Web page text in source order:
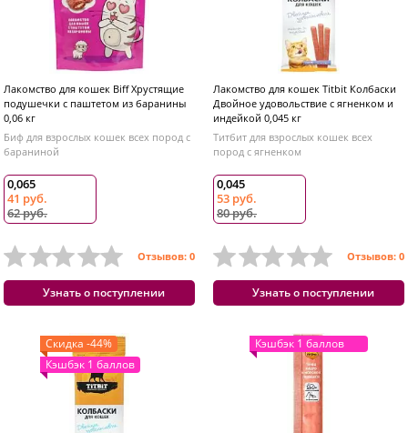
Лакомство для кошек Biff Хрустящие
подушечки с паштетом из баранины
0,06 кг
Биф для взрослых кошек всех пород с
бараниной
0,065
41 руб.
62 руб.
Отзывов: 0
Узнать о поступлении
Лакомство для кошек Titbit Колбаски
Двойное удовольствие с ягненком и
индейкой 0,045 кг
Титбит для взрослых кошек всех
пород с ягненком
0,045
53 руб.
80 руб.
Отзывов: 0
Узнать о поступлении
Скидка -44%
Кэшбэк 1 баллов
Кэшбэк 1 баллов